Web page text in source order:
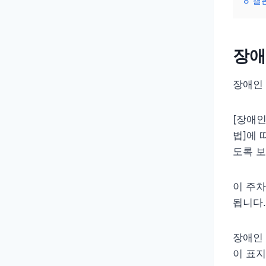
장
장애
[장애
법]에
도록
이 주
됩니다.
장애
이 표